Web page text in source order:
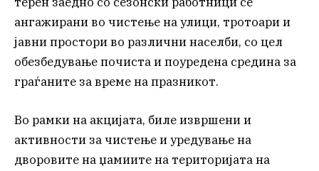
ангажирани во чистење на улици, тротоари и
јавни простори во различни населби, со цел
обезбедување почиста и поуредена средина за
граѓаните за време на празникот.
Во рамки на акцијата, биле извршени и
активности за чистење и уредување на
дворовите на џамиите на територијата на